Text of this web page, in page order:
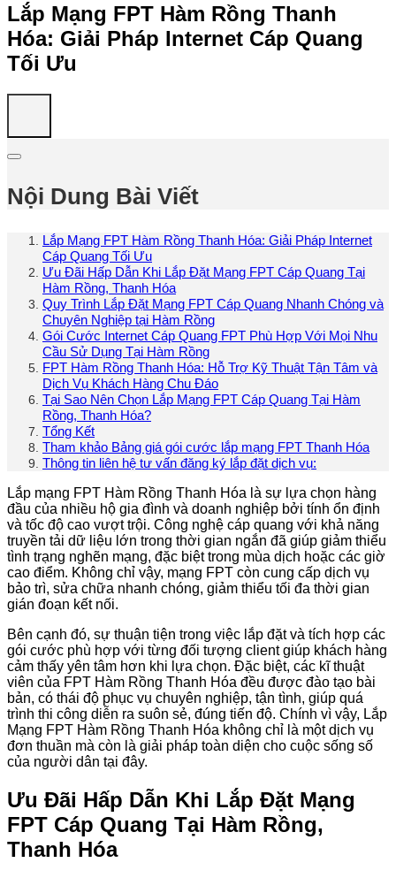
Lắp Mạng FPT Hàm Rồng Thanh
Hóa: Giải Pháp Internet Cáp Quang
Tối Ưu
Nội Dung Bài Viết
Lắp Mạng FPT Hàm Rồng Thanh Hóa: Giải Pháp Internet
Cáp Quang Tối Ưu
Ưu Đãi Hấp Dẫn Khi Lắp Đặt Mạng FPT Cáp Quang Tại
Hàm Rồng, Thanh Hóa
Quy Trình Lắp Đặt Mạng FPT Cáp Quang Nhanh Chóng và
Chuyên Nghiệp tại Hàm Rồng
Gói Cước Internet Cáp Quang FPT Phù Hợp Với Mọi Nhu
Cầu Sử Dụng Tại Hàm Rồng
FPT Hàm Rồng Thanh Hóa: Hỗ Trợ Kỹ Thuật Tận Tâm và
Dịch Vụ Khách Hàng Chu Đáo
Tại Sao Nên Chọn Lắp Mạng FPT Cáp Quang Tại Hàm
Rồng, Thanh Hóa?
Tổng Kết
Tham khảo Bảng giá gói cước lắp mạng FPT Thanh Hóa
Thông tin liên hệ tư vấn đăng ký lắp đặt dịch vụ:
Lắp mạng FPT Hàm Rồng Thanh Hóa là sự lựa chọn hàng
đầu của nhiều hộ gia đình và doanh nghiệp bởi tính ổn định
và tốc độ cao vượt trội. Công nghệ cáp quang với khả năng
truyền tải dữ liệu lớn trong thời gian ngắn đã giúp giảm thiểu
tình trạng nghẽn mạng, đặc biệt trong mùa dịch hoặc các giờ
cao điểm. Không chỉ vậy, mạng FPT còn cung cấp dịch vụ
bảo trì, sửa chữa nhanh chóng, giảm thiểu tối đa thời gian
gián đoạn kết nối.
Bên cạnh đó, sự thuận tiện trong việc lắp đặt và tích hợp các
gói cước phù hợp với từng đối tượng client giúp khách hàng
cảm thấy yên tâm hơn khi lựa chọn. Đặc biệt, các kĩ thuật
viên của FPT Hàm Rồng Thanh Hóa đều được đào tạo bài
bản, có thái độ phục vụ chuyên nghiệp, tận tình, giúp quá
trình thi công diễn ra suôn sẻ, đúng tiến độ. Chính vì vậy, Lắp
Mạng FPT Hàm Rồng Thanh Hóa không chỉ là một dịch vụ
đơn thuần mà còn là giải pháp toàn diện cho cuộc sống số
của người dân tại đây.
Ưu Đãi Hấp Dẫn Khi Lắp Đặt Mạng
FPT Cáp Quang Tại Hàm Rồng,
Thanh Hóa